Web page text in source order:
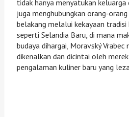
tidak hanya menyatukan
juga menghubungkan orang-
belakang melalui kekayaan tradisi
seperti Selandia Baru, di mana
budaya dihargai, Moravský
dikenalkan dan dicintai oleh
pengalaman kuliner baru yang